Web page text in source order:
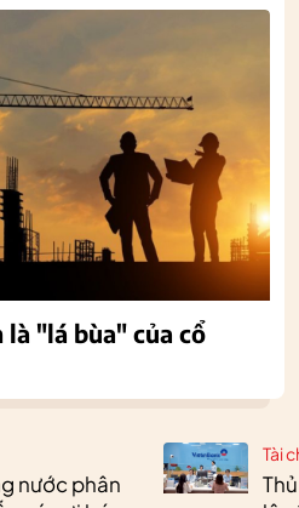
nước phân
Tài
"lá bùa" của cổ